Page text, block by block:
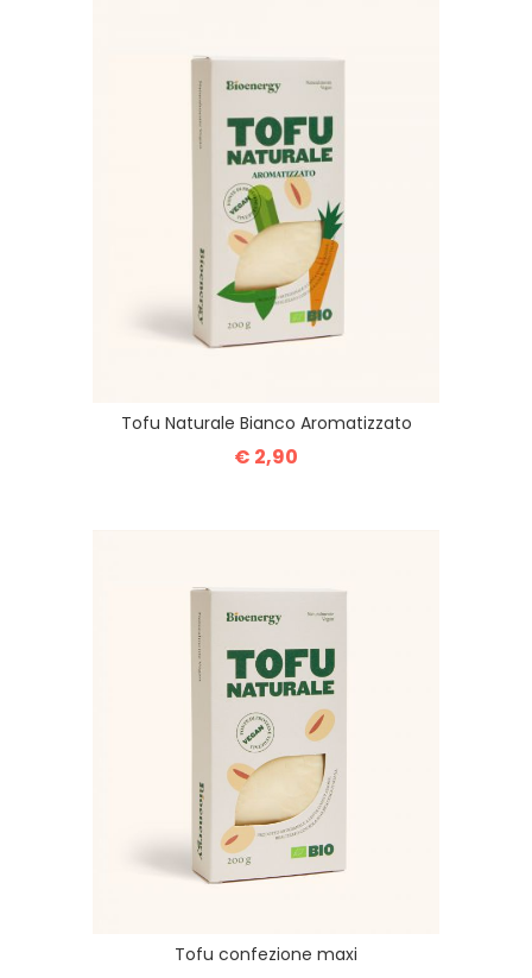
Tofu Naturale Bianco Aromatizzato
€ 2,90
Tofu confezione maxi